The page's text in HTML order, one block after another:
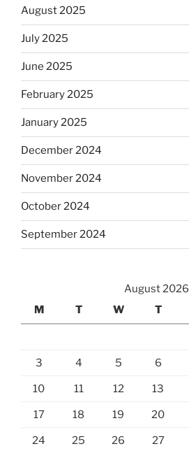
August 2025
July 2025
June 2025
February 2025
January 2025
December 2024
November 2024
October 2024
September 2024
August 2026
M
T W T
3 4 5 6
10 11 12 13
17 18 19 20
24 25 26 27